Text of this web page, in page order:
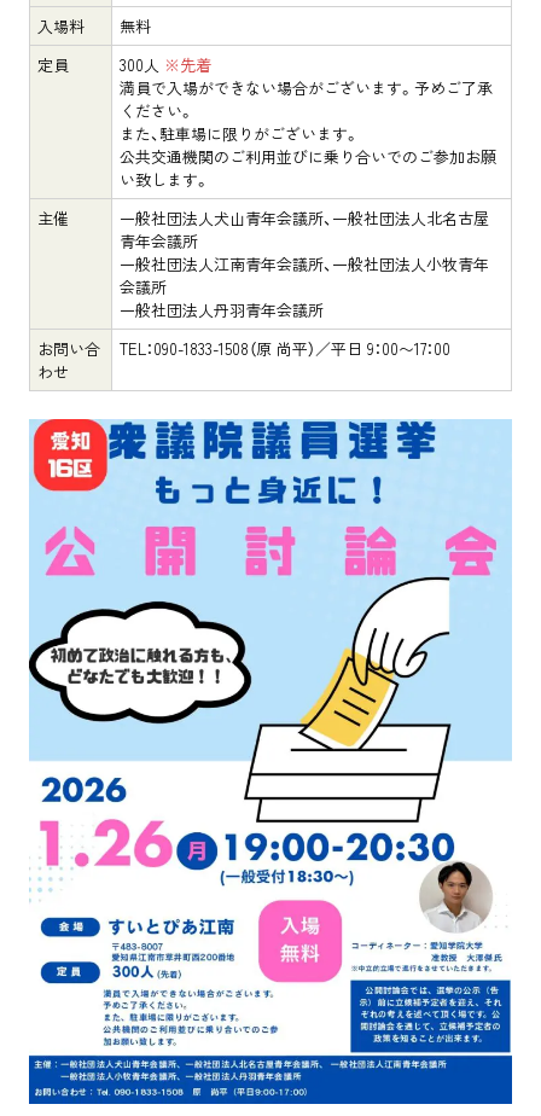
入場料
無料
定員
300人 ※先着
満員で入場ができない場合がございます。予めご了承
ください。
また、駐車場に限りがございます。
公共交通機関のご利用並びに乗り合いでのご参加お願
い致します。
主催
一般社団法人犬山青年会議所、一般社団法人北名古屋
青年会議所
一般社団法人江南青年会議所、一般社団法人小牧青年
会議所
一般社団法人丹羽青年会議所
お問い合
わせ
TEL：090-1833-1508（原 尚平）／平日 9：00〜17：00